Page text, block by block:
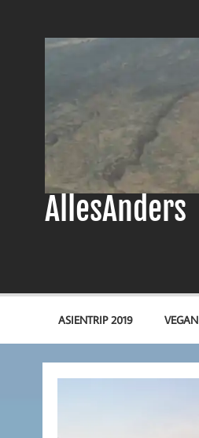
AllesAnders
ASIENTRIP 2019 VEGAN